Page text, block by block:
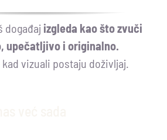
događaj izgleda kao što zvuči
upečatljivo i originalno.
kad vizuali postaju doživljaj.